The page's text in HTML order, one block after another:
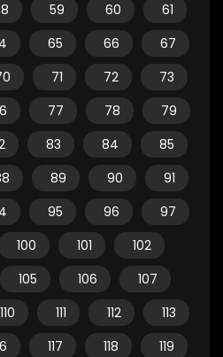
59 60
61
65 66
67
71 72
73
77 78
79
83 84
85
89 90
91
95 96
97
100 101
102
105 106
107
110 111 112
113
117 118
119